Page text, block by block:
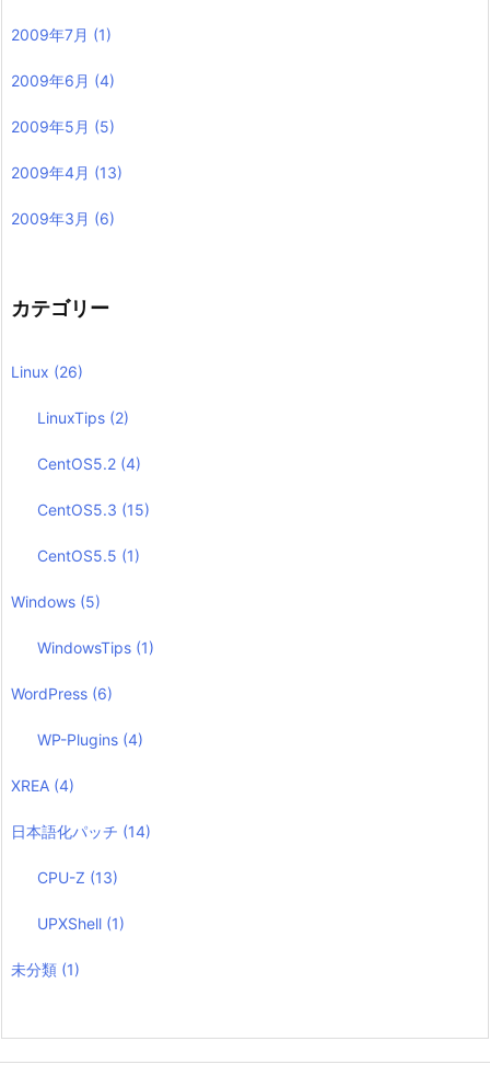
2009年7月 (1)
2009年6月 (4)
2009年5月 (5)
2009年4月 (13)
2009年3月 (6)
カテゴリー
Linux (26)
LinuxTips (2)
CentOS5.2 (4)
CentOS5.3 (15)
CentOS5.5 (1)
Windows (5)
WindowsTips (1)
WordPress (6)
WP-Plugins (4)
XREA (4)
日本語化パッチ (14)
CPU-Z (13)
UPXShell (1)
未分類 (1)